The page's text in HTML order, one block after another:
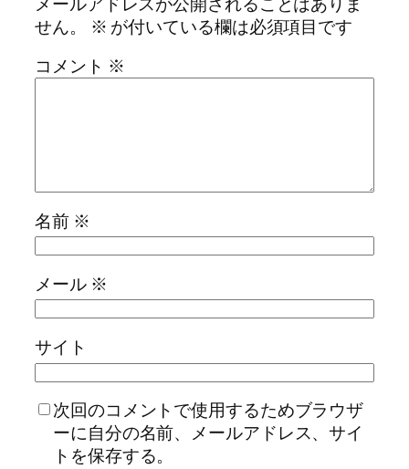
せん。
※ が付いている欄は必須項目です
コメント ※
名前 ※
メール ※
サイト
次回のコメントで使用するためブラウザ
ーに自分の名前、メールアドレス、サイ
トを保存する。